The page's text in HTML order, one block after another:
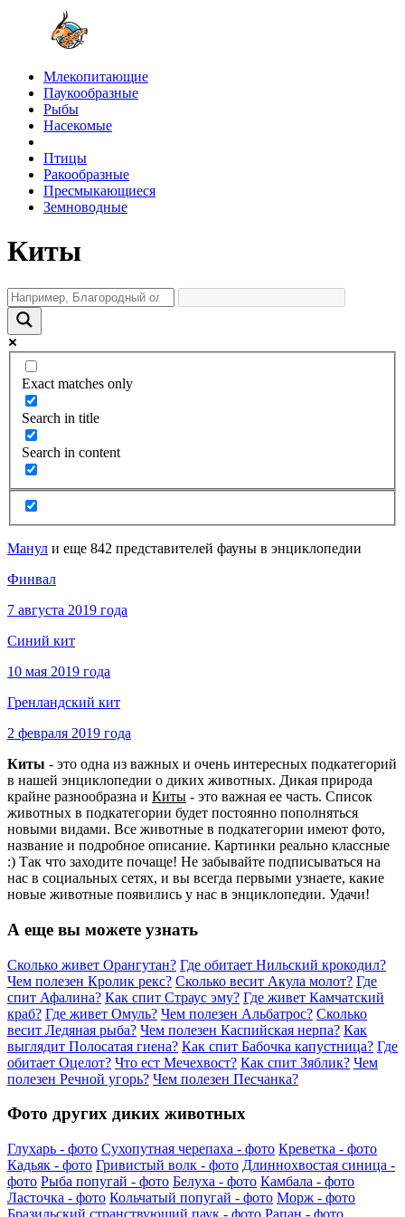
Млекопитающие
Паукообразные
Рыбы
Насекомые
Птицы
Ракообразные
Пресмыкающиеся
Земноводные
Киты
Exact matches only
Search in title
Search in content
Манул и еще 842 представителей фауны в энциклопедии
Финвал
7 августа 2019 года
Синий кит
10 мая 2019 года
Гренландский кит
2 февраля 2019 года
Киты - это одна из важных и очень интересных подкатегорий
в нашей энциклопедии о диких животных. Дикая природа
крайне разнообразна и Киты - это важная ее часть. Список
животных в подкатегории будет постоянно пополняться
новыми видами. Все животные в подкатегории имеют фото,
название и подробное описание. Картинки реально классные
:) Так что заходите почаще! Не забывайте подписываться на
нас в социальных сетях, и вы всегда первыми узнаете, какие
новые животные появились у нас в энциклопедии. Удачи!
А еще вы можете узнать
Сколько живет Орангутан? Где обитает Нильский крокодил?
Чем полезен Кролик рекс? Сколько весит Акула молот? Где
спит Афалина? Как спит Страус эму? Где живет Камчатский
краб? Где живет Омуль? Чем полезен Альбатрос? Сколько
весит Ледяная рыба? Чем полезен Каспийская нерпа? Как
выглядит Полосатая гиена? Как спит Бабочка капустница? Где
обитает Оцелот? Что ест Мечехвост? Как спит Зяблик? Чем
полезен Речной угорь? Чем полезен Песчанка?
Фото других диких животных
Глухарь - фото Сухопутная черепаха - фото Креветка - фото
Кадьяк - фото Гривистый волк - фото Длиннохвостая синица -
фото Рыба попугай - фото Белуха - фото Камбала - фото
Ласточка - фото Кольчатый попугай - фото Морж - фото
Бразильский странствующий паук - фото Рапан - фото